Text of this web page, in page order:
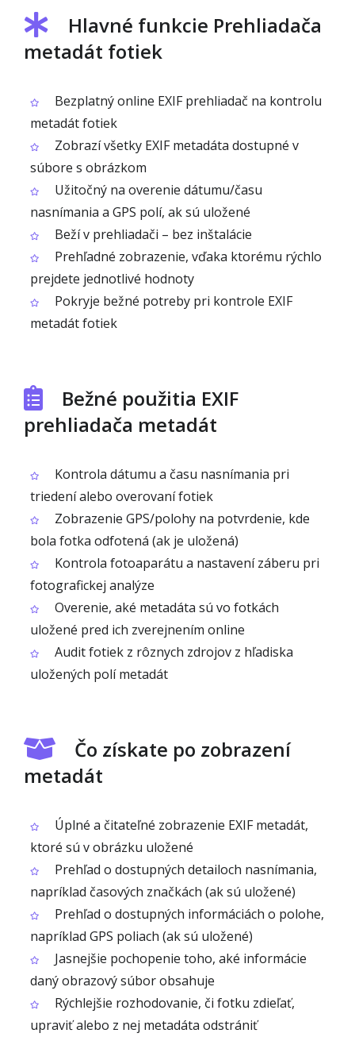
Hlavné funkcie Prehliadača
metadát fotiek
Bezplatný online EXIF prehliadač na kontrolu
metadát fotiek
Zobrazí všetky EXIF metadáta dostupné v
súbore s obrázkom
Užitočný na overenie dátumu/času
nasnímania a GPS polí, ak sú uložené
Beží v prehliadači – bez inštalácie
Prehľadné zobrazenie, vďaka ktorému rýchlo
prejdete jednotlivé hodnoty
Pokryje bežné potreby pri kontrole EXIF
metadát fotiek
Bežné použitia EXIF
prehliadača metadát
Kontrola dátumu a času nasnímania pri
triedení alebo overovaní fotiek
Zobrazenie GPS/polohy na potvrdenie, kde
bola fotka odfotená (ak je uložená)
Kontrola fotoaparátu a nastavení záberu pri
fotografickej analýze
Overenie, aké metadáta sú vo fotkách
uložené pred ich zverejnením online
Audit fotiek z rôznych zdrojov z hľadiska
uložených polí metadát
Čo získate po zobrazení
metadát
Úplné a čitateľné zobrazenie EXIF metadát,
ktoré sú v obrázku uložené
Prehľad o dostupných detailoch nasnímania,
napríklad časových značkách (ak sú uložené)
Prehľad o dostupných informáciách o polohe,
napríklad GPS poliach (ak sú uložené)
Jasnejšie pochopenie toho, aké informácie
daný obrazový súbor obsahuje
Rýchlejšie rozhodovanie, či fotku zdieľať,
upraviť alebo z nej metadáta odstrániť